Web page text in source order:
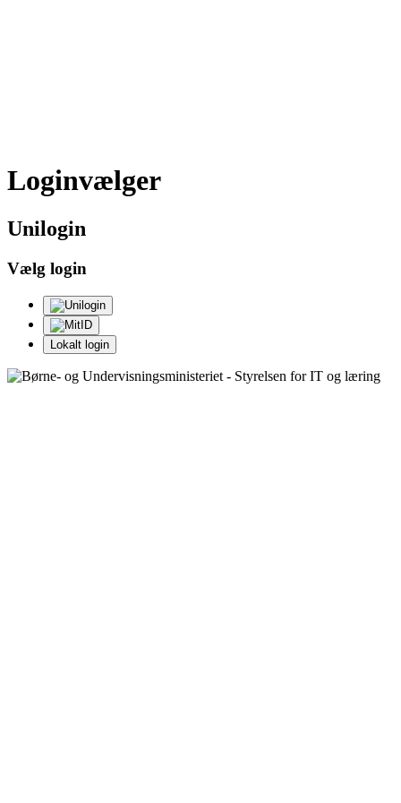
Loginvælger
Unilogin
Vælg login
Lokalt login